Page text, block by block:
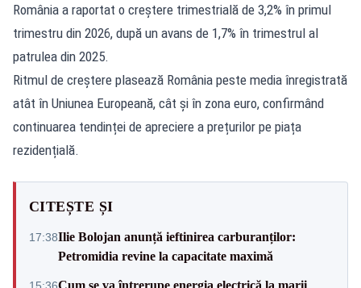
România a raportat o creștere trimestrială de 3,2% în primul
trimestru din 2026, după un avans de 1,7% în trimestrul al
patrulea din 2025.
Ritmul de creștere plasează România peste media înregistrată
atât în Uniunea Europeană, cât și în zona euro, confirmând
continuarea tendinței de apreciere a prețurilor pe piața
rezidențială.
CITEȘTE ȘI
17:38Ilie Bolojan anunță ieftinirea carburanților:
Petromidia revine la capacitate maximă
15:36Cum se va întrerupe energia electrică la marii